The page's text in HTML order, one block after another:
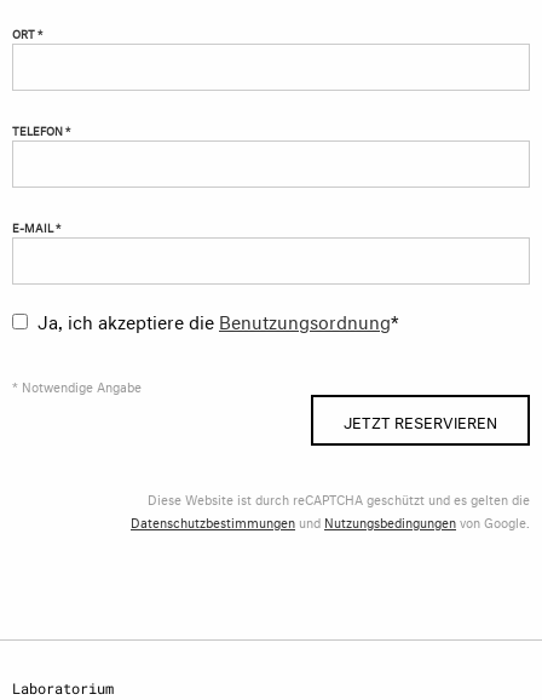
ORT *
TELEFON *
E-MAIL *
Ja, ich akzeptiere die Benutzungsordnung*
* Notwendige Angabe
JETZT RESERVIEREN
Diese Website ist durch reCAPTCHA geschützt und es gelten die
Datenschutzbestimmungen und Nutzungsbedingungenvon Google.
Laboratorium